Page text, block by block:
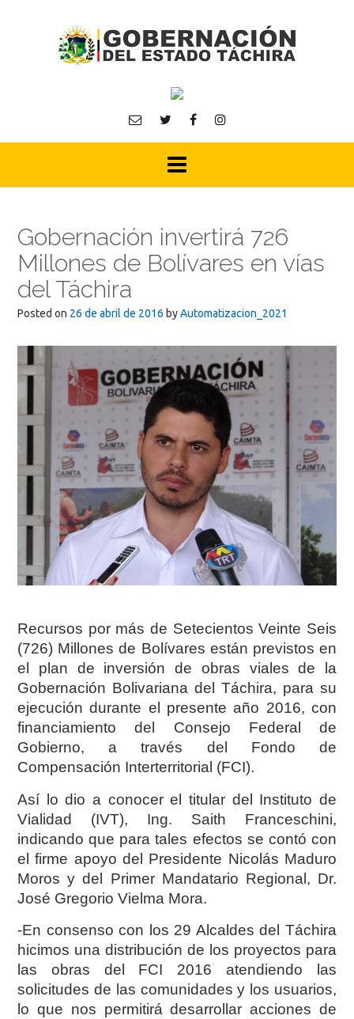
Gobernación invertirá 726
Millones de Bolívares en vías
del Táchira
Posted on 26 de abril de 2016 byAutomatizacion_2021
Recursos por más de Setecientos Veinte Seis
(726) Millones de Bolívares están previstos en
el plan de inversión de obras viales de la
Gobernación Bolivariana del Táchira, para su
ejecución durante el presente año 2016, con
financiamiento del Consejo Federal de
Gobierno, a través del Fondo de
Compensación Interterritorial (FCI).
Así lo dio a conocer el titular del Instituto de
Vialidad (IVT), Ing. Saith Franceschini,
indicando que para tales efectos se contó con
el firme apoyo del Presidente Nicolás Maduro
Moros y del Primer Mandatario Regional, Dr.
José Gregorio Vielma Mora.
-En consenso con los 29 Alcaldes del Táchira
hicimos una distribución de los proyectos para
las obras del FCI 2016 atendiendo las
solicitudes de las comunidades y los usuarios,
lo que nos permitirá desarrollar acciones de